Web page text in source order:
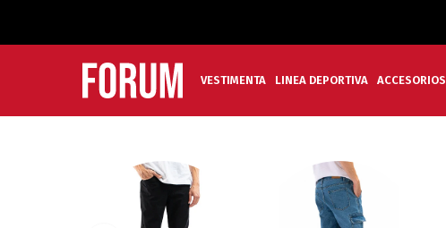
VESTIMENTA LINEA DEPORTIVA ACCESORIOS